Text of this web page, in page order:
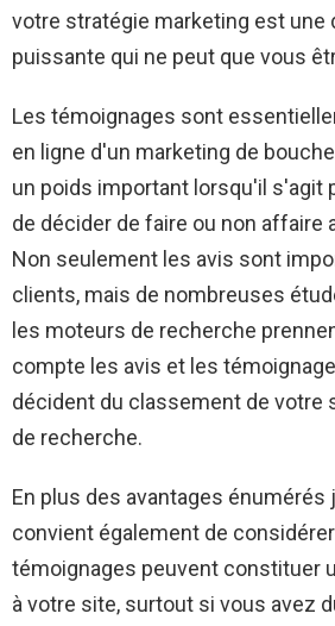
votre stratégie marketing est une
puissante qui ne peut que vous
Les témoignages sont
en ligne d'un marketing de
un poids important lorsqu'il s'agit
de décider de faire ou non affaire
Non seulement les avis sont
clients, mais de nombreuses
les moteurs de recherche
compte les avis et les
décident du classement de votre
de recherche.
En plus des avantages énumérés
convient également de
témoignages peuvent constituer
à votre site, surtout si vous avez